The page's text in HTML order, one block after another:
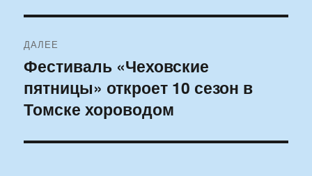
ДАЛЕЕ
Следующая
запись:
Фестиваль «Чеховские
пятницы» откроет 10 сезон в
Томске хороводом